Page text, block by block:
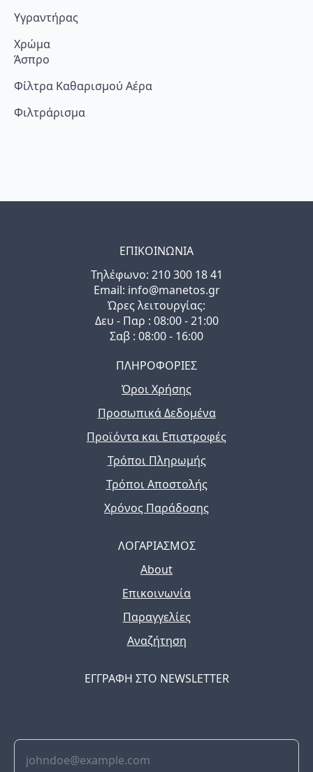
Υγραντήρας
Χρώμα
Άσπρο
Φίλτρα Καθαρισμού Αέρα
Φιλτράρισμα
ΕΠΙΚΟΙΝΩΝΙΑ
Τηλέφωνo: 210 300 18 41
Email: info@manetos.gr
Ώρες λειτουργίας:
Δευ - Παρ : 08:00 - 21:00
Σαβ : 08:00 - 16:00
ΠΛΗΡΟΦΟΡΙΕΣ
Όροι Χρήσης
Προσωπικά Δεδομένα
Προϊόντα και Επιστροφές
Τρόποι Πληρωμής
Τρόποι Αποστολής
Χρόνος Παράδοσης
ΛΟΓΑΡΙΑΣΜΟΣ
About
Επικοινωνία
Παραγγελίες
Αναζήτηση
ΕΓΓΡΑΦΗ ΣΤΟ NEWSLETTER